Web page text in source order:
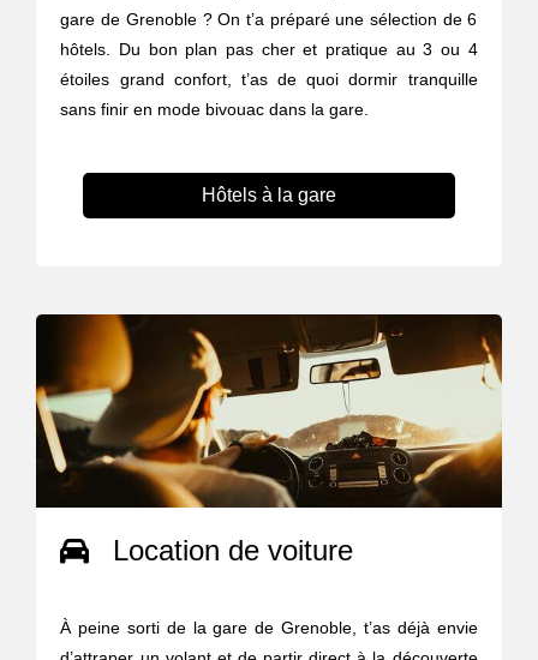
gare de Grenoble ? On t’a préparé une sélection de 6
hôtels. Du bon plan pas cher et pratique au 3 ou 4
étoiles grand confort, t’as de quoi dormir tranquille
sans finir en mode bivouac dans la gare.
Hôtels à la gare
Location de voiture
À peine sorti de la gare de Grenoble, t’as déjà envie